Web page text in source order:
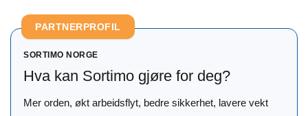
PARTNERPROFIL
SORTIMO NORGE
Hva kan Sortimo gjøre for deg?
Mer orden, økt arbeidsflyt, bedre sikkerhet, lavere vekt